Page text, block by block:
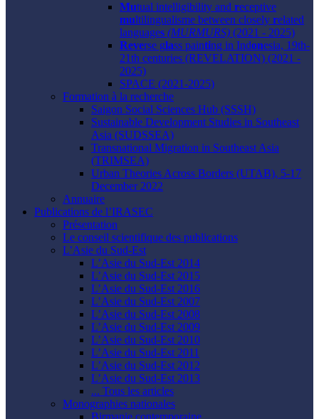
Mutual intelligibility and receptive
multilingualisme between closely related
languages (MURMURS) (2021 - 2025)
Reverse glass painting in Indonesia, 19th-
21th centuries (REVELATION) (2021 -
2025)
SPACE (2021-2025)
Formation à la recherche
Saigon Social Sciences Hub (SSSH)
Sustainable Development Studies in Southeast
Asia (SUDSSEA)
Transnational Migration in Southeast Asia
(TRIMSEA)
Urban Theories Across Borders (UTAB), 5-17
December 2022
Annuaire
Publications de l’IRASEC
Présentation
Le conseil scientifique des publications
L’Asie du Sud-Est
L’Asie du Sud-Est 2014
L’Asie du Sud-Est 2015
L’Asie du Sud-Est 2016
L’Asie du Sud-Est 2007
L’Asie du Sud-Est 2008
L’Asie du Sud-Est 2009
L’Asie du Sud-Est 2010
L’Asie du Sud-Est 2011
L’Asie du Sud-Est 2012
L’Asie du Sud-Est 2013
... Tous les articles
Monographies nationales